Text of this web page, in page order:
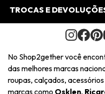
Journal
Saiu na Mídia
Regulamento e Promoções
Minha Conta
Pedido de Presente
Wishlist
TROCAS E
Condições Gerais
Troca Fácil
Restituição de Pagamento
No Shop2gether você
das melhores marcas
roupas, calçados,
marcas como Osklen,